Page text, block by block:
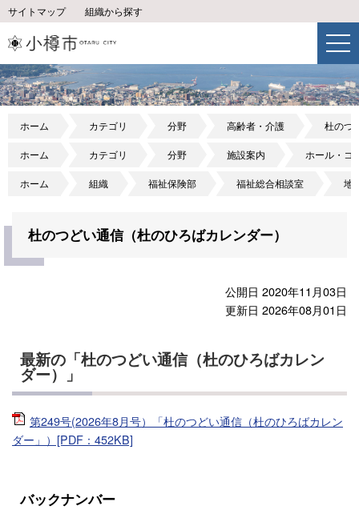
サイトマップ 組織から探す
ホーム カテゴリ 分野 高齢者・介護 杜のつ
ホーム カテゴリ 分野 施設案内 ホール・コ
ホーム 組織 福祉保険部 福祉総合相談室 地
杜のつどい通信（杜のひろばカレンダー）
公開日 2020年11月03日
更新日 2026年08月01日
最新の「杜のつどい通信（杜のひろばカレン
ダー）」
第249号(2026年8月号）「杜のつどい通信（杜のひろばカレン
ダー」）[PDF：452KB]
バックナンバー